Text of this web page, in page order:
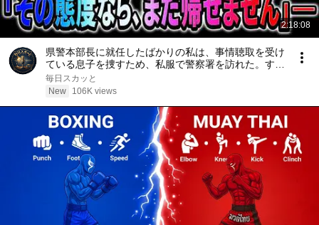
2:18:08
県警本部長に就任したばかりの私は、事情聴取を受け
ている息子を捜すため、私服で警察署を訪れた。する
と当直の警察官は「息子さんは親の肩書まで騙ってい
ます。その態度なら、まだ帰せません」と怒鳴った
毎日スカッと
New
106K views